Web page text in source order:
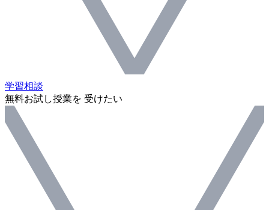
学習相談
無料お試し授業を 受けたい